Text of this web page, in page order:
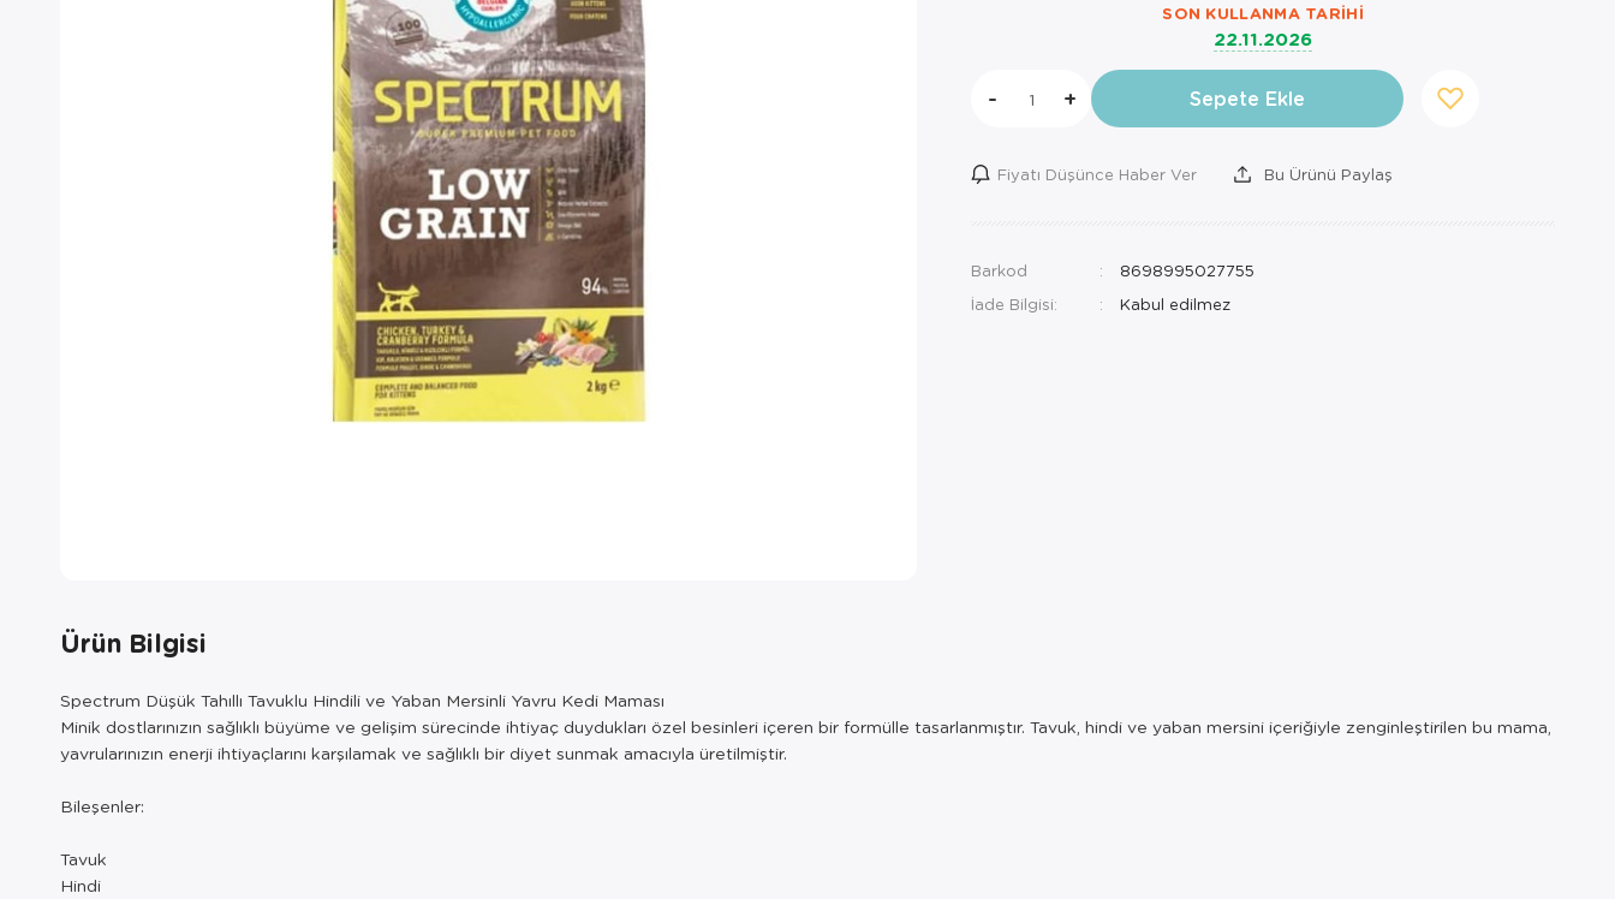
SON KULLANMA TARIHI
22.11.2026
- + Sepete Ekle
Fiyatı Düşünce Haber Ver Bu Ürünü Paylaş
Barkod
8698995027755
İade Bilgisi:
Ürün Bilgisi
Spectrum Düşük Tahıllı Tavuklu Hindili ve Yaban Mersinli Yavru Kedi Maması
Minik dostlarınızın sağlıklı büyüme ve gelişim sürecinde ihtiyaç duydukları özel besinleri içeren bir formülle tasarlanmıştır. Tavuk, hindi ve yaban mersini içeriğiyle zenginleştirilen bu mama,
yavrularınızın enerji ihtiyaçlarını karşılamak ve sağlıklı bir diyet sunmak amacıyla üretilmiştir.
Bileşenler:
Tavuk
Hindi